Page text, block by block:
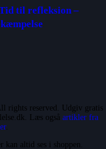
til refleksion –
rights reserved. Udgiv gratis
Læs også artikler fra
.
altid ses i shoppen.